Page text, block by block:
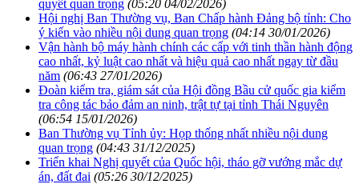
quyết quan trọng (05:20 04/02/2026)
Hội nghị Ban Thường vụ, Ban Chấp hành Đảng bộ tỉnh: Cho
ý kiến vào nhiều nội dung quan trọng (04:14 30/01/2026)
Vận hành bộ máy hành chính các cấp với tinh thần hành động
cao nhất, kỷ luật cao nhất và hiệu quả cao nhất ngay từ đầu
năm (06:43 27/01/2026)
Đoàn kiểm tra, giám sát của Hội đồng Bầu cử quốc gia kiểm
tra công tác bảo đảm an ninh, trật tự tại tỉnh Thái Nguyên
(06:54 15/01/2026)
Ban Thường vụ Tỉnh ủy: Họp thống nhất nhiều nội dung
quan trọng (04:43 31/12/2025)
Triển khai Nghị quyết của Quốc hội, tháo gỡ vướng mắc dự
án, đất đai (05:26 30/12/2025)